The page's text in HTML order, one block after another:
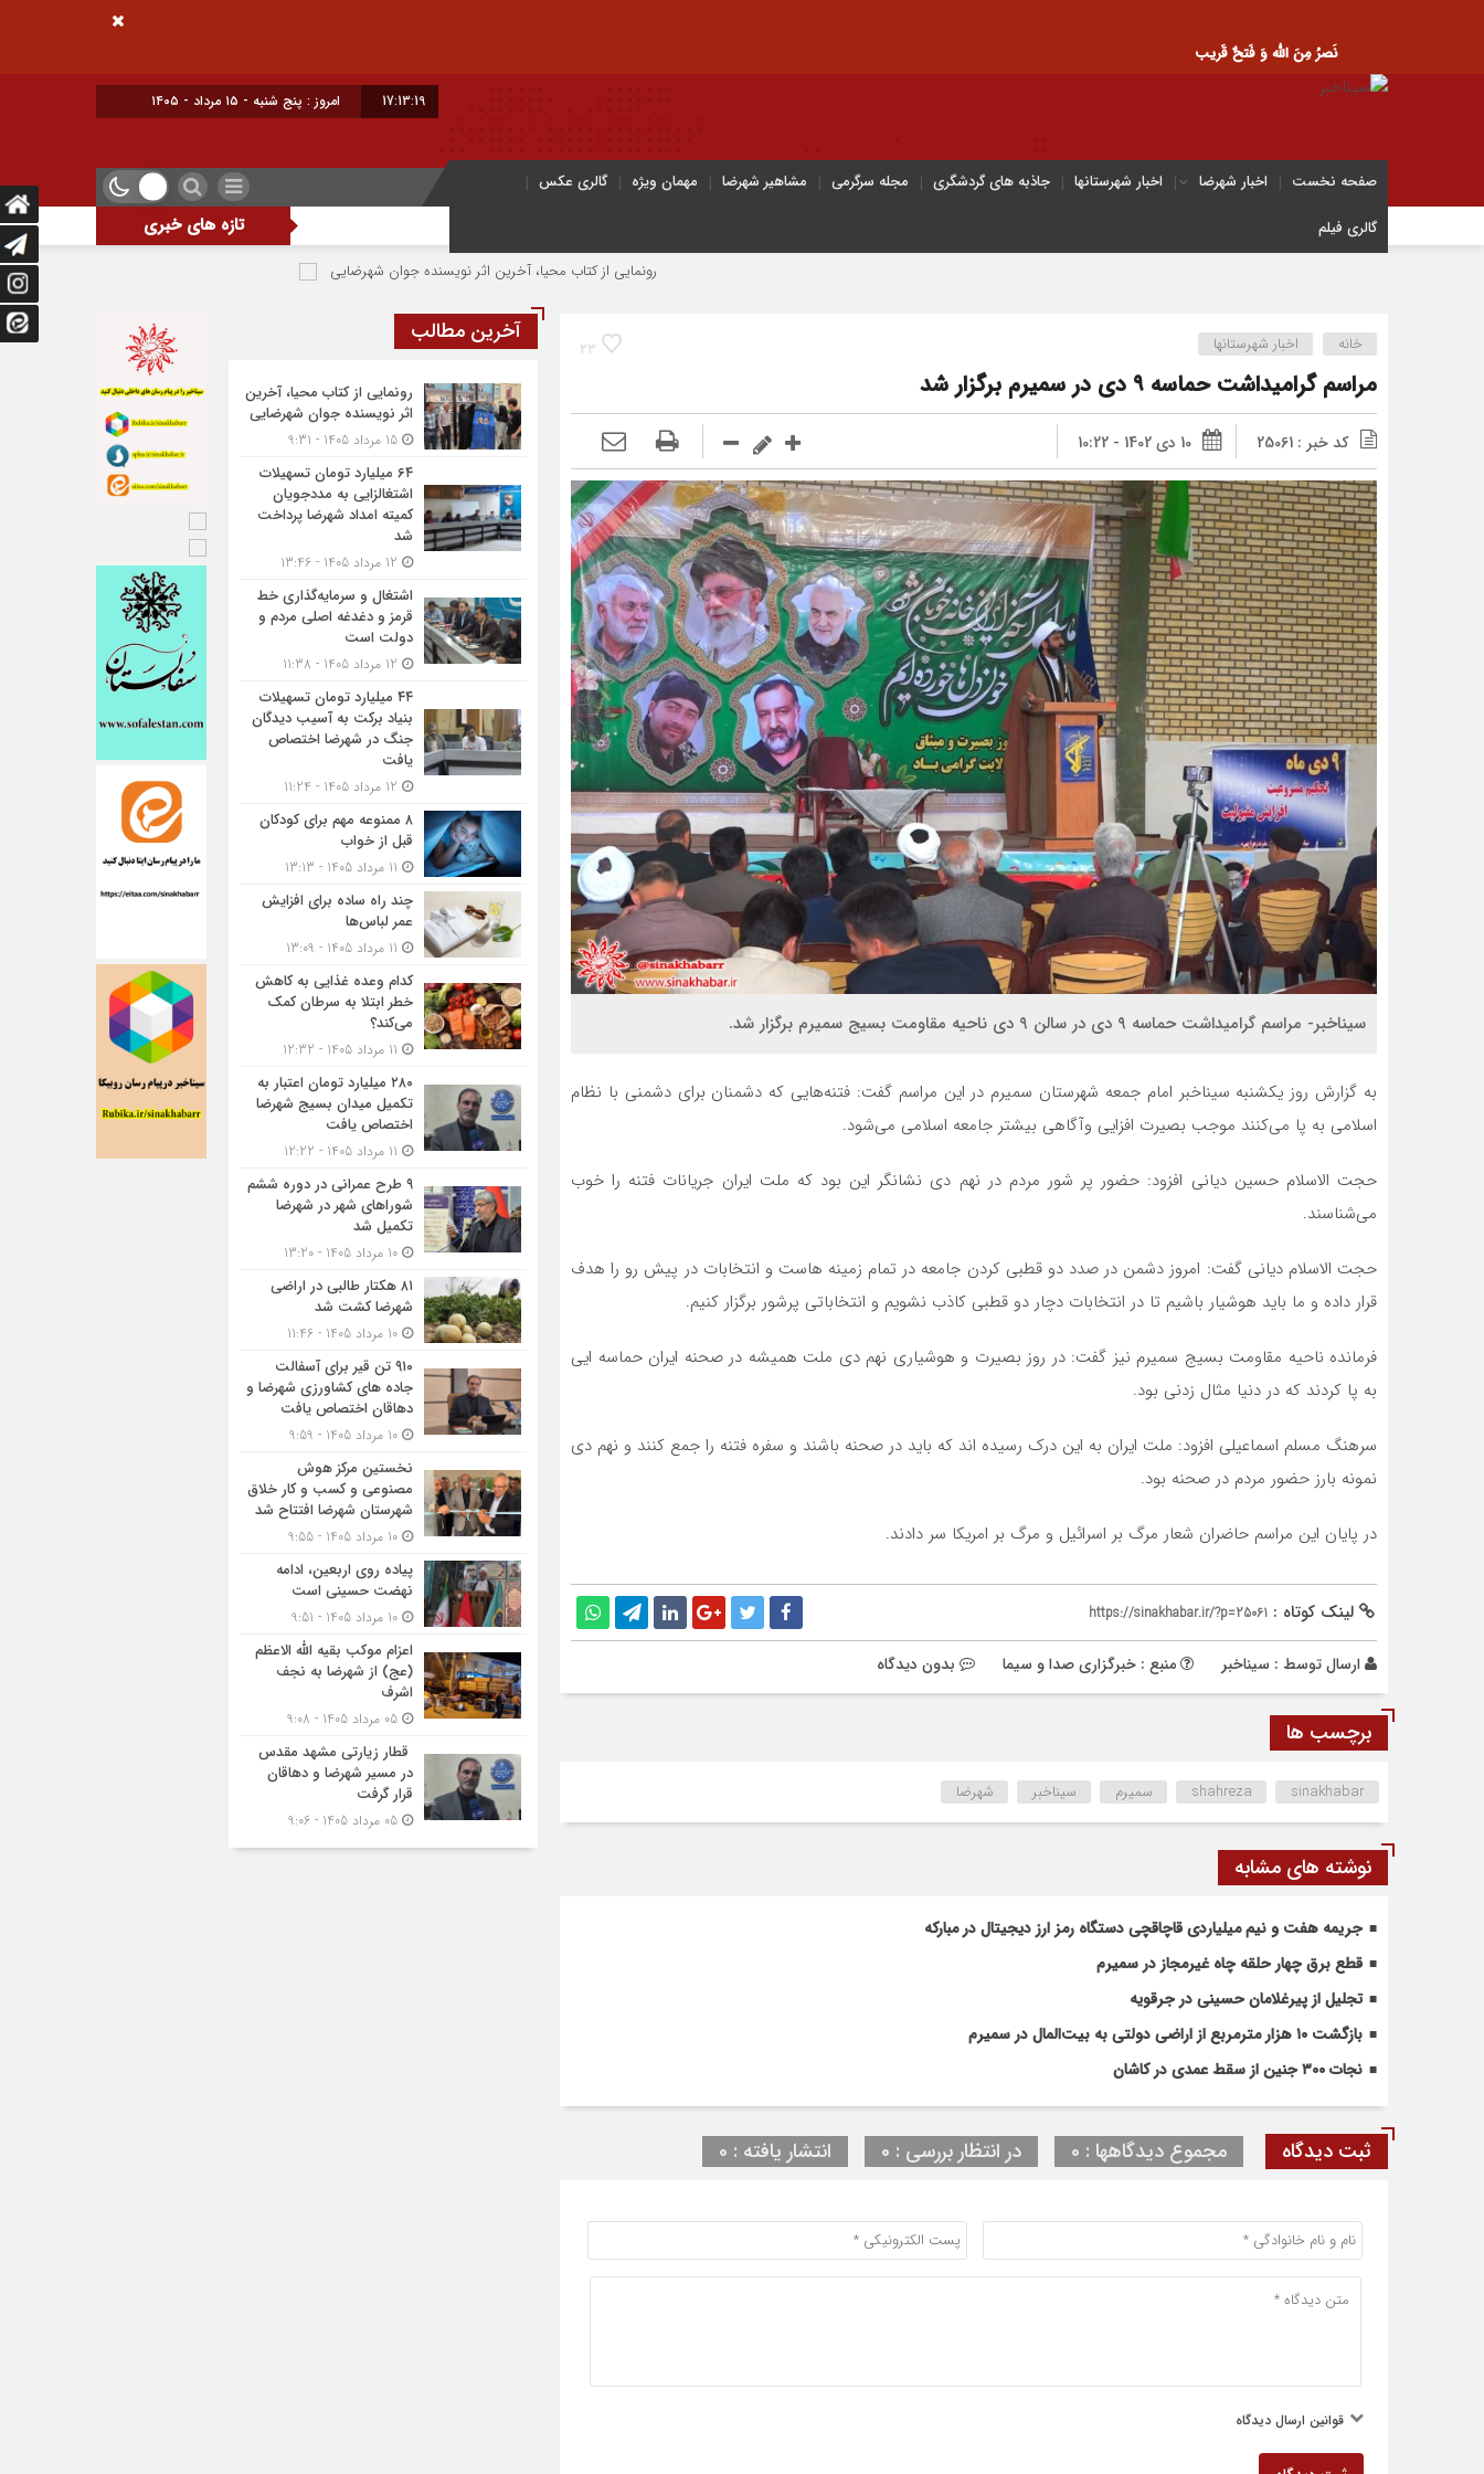
نَصرُ مِنَ الله وَ فَتحٌ قَریب
17:13:20 امروز : پنج شنبه - ۱۵ مرداد - ۱۴۰۵
صفحه نخست اخبار شهرضا اخبار شهرستانها جاذبه های گردشگری مجله سرگرمی مشاهیر شهرضا مهمان ویژه
گالری عکس
گالری فیلم
تازه های خبری
رونمایی از کتاب محیا، آخرین اثر نویسنده جوان شهرضایی ۶۴ میلیارد تومان تسهیلات اشتغالزایی به مددجویان کمیته امداد شهرضا پرداخت شد
23 خانه اخبار شهرستانها
مراسم گرامیداشت حماسه ۹ دی در سمیرم برگزار شد
کد خبر : 25061 10 دی 1402 - 10:22
سیناخبر- مراسم گرامیداشت حماسه ۹ دی در سالن ۹ دی ناحیه مقاومت بسیج سمیرم برگزار شد.
به گزارش روز یکشنبه سیناخبر امام جمعه شهرستان سمیرم در این مراسم گفت: فتنه‌هایی که دشمنان برای دشمنی با نظام
اسلامی به پا می‌کنند موجب بصیرت افزایی وآگاهی بیشتر جامعه اسلامی می‌شود.
حجت الاسلام حسین دیانی افزود: حضور پر شور مردم در نهم دی نشانگر این بود که ملت ایران جریانات فتنه را خوب
می‌شناسند.
حجت الاسلام دیانی گفت: امروز دشمن در صدد دو قطبی کردن جامعه در تمام زمینه هاست و انتخابات در پیش رو را هدف
قرار داده و ما باید هوشیار باشیم تا در انتخابات دچار دو قطبی کاذب نشویم و انتخاباتی پرشور برگزار کنیم.
فرمانده ناحیه مقاومت بسیج سمیرم نیز گفت: در روز بصیرت و هوشیاری نهم دی ملت همیشه در صحنه ایران حماسه ایی
به پا کردند که در دنیا مثال زدنی بود.
سرهنگ مسلم اسماعیلی افزود: ملت ایران به این درک رسیده اند که باید در صحنه باشند و سفره فتنه را جمع کنند و نهم دی
نمونه بارز حضور مردم در صحنه بود.
در پایان این مراسم حاضران شعار مرگ بر اسرائیل و مرگ بر امریکا سر دادند.
لینک کوتاه : https://sinakhabar.ir/?p=25061
ارسال توسط : سیناخبر منبع : خبرگزاری صدا و سیما بدون دیدگاه
برچسب ها
shahreza sinakhabar سمیرم سیناخبر شهرضا
نوشته های مشابه
جریمه هفت و نیم میلیاردی قاچاقچی دستگاه رمز ارز دیجیتال در مبارکه
قطع برق چهار حلقه چاه غیرمجاز در سمیرم
تجلیل از پیرغلامان حسینی در جرقویه
بازگشت ۱۰ هزار مترمربع از اراضی دولتی به بیت‌المال در سمیرم
نجات ۳۰۰ جنین از سقط عمدی در کاشان
ثبت دیدگاه مجموع دیدگاهها : 0 در انتظار بررسی : 0 انتشار یافته : 0
قوانین ارسال دیدگاه
آخرین مطالب
رونمایی از کتاب محیا، آخرین
اثر نویسنده جوان شهرضایی
۶۴ میلیارد تومان تسهیلات
اشتغالزایی به مددجویان
کمیته امداد شهرضا پرداخت
شد
اشتغال و سرمایه‌گذاری خط
قرمز و دغدغه اصلی مردم و
دولت است
۴۴ میلیارد تومان تسهیلات
بنیاد برکت به آسیب دیدگان
جنگ در شهرضا اختصاص
یافت
۸ ممنوعه مهم برای کودکان
قبل از خواب
چند راه ساده برای افزایش
عمر لباس‌ها
کدام وعده غذایی به کاهش
خطر ابتلا به سرطان کمک
می‌کند؟
۲۸۰ میلیارد تومان اعتبار به
تکمیل میدان بسیج شهرضا
اختصاص یافت
۹ طرح عمرانی در دوره ششم
شوراهای شهر در شهرضا
تکمیل شد
۸۱ هکتار طالبی در اراضی
شهرضا کشت شد
۹۱۰ تن قیر برای آسفالت
جاده های کشاورزی شهرضا و
دهاقان اختصاص یافت
نخستین مرکز هوش
مصنوعی و کسب‌ و کار خلاق
شهرستان شهرضا افتتاح شد
پیاده روی اربعین، ادامه
نهضت حسینی است
اعزام موکب بقیه الله الاعظم
(عج) از شهرضا به نجف
اشرف
قطار زیارتی مشهد مقدس
در مسیر شهرضا و دهاقان
قرار گرفت